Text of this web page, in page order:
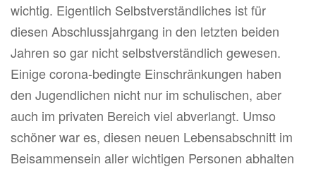
wichtig. Eigentlich Selbstverständliches ist für
diesen Abschlussjahrgang in den letzten beiden
Jahren so gar nicht selbstverständlich gewesen.
Einige corona-bedingte Einschränkungen haben
den Jugendlichen nicht nur im schulischen, aber
auch im privaten Bereich viel abverlangt. Umso
schöner war es, diesen neuen Lebensabschnitt im
Beisammensein aller wichtigen Personen abhalten